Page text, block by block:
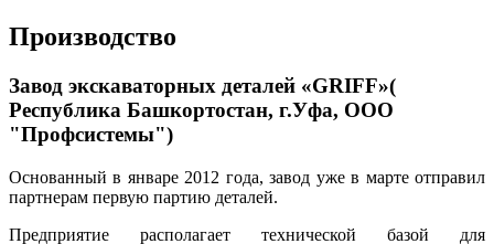
Производство
Завод экскаваторных деталей «GRIFF»(
Республика Башкортостан, г.Уфа, ООО
"Профсистемы")
Основанный в январе 2012 года, завод уже в марте отправил
партнерам первую партию деталей.
Предприятие располагает технической базой для